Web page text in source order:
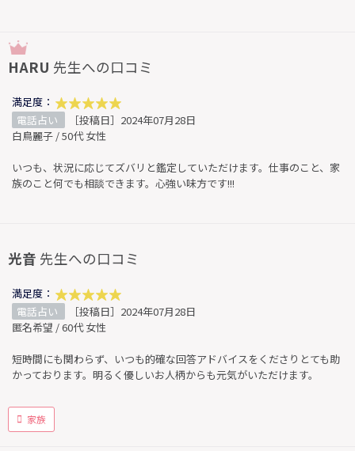
HARU 先生への口コミ
満足度：
電話占い
［投稿日］2024年07月28日
白鳥麗子 / 50代 女性
いつも、状況に応じてズバリと鑑定していただけます。仕事のこと、家
族のこと何でも相談できます。心強い味方です!!!
光音 先生への口コミ
満足度：
電話占い
［投稿日］2024年07月28日
匿名希望 / 60代 女性
短時間にも関わらず、いつも的確な回答アドバイスをくださりとても助
かっております。明るく優しいお人柄からも元気がいただけます。
家族